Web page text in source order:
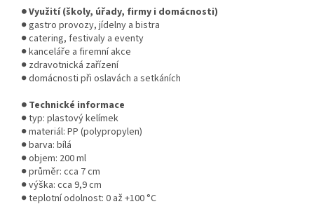
● Využití (školy, úřady, firmy i domácnosti)
● gastro provozy, jídelny a bistra
● catering, festivaly a eventy
● kanceláře a firemní akce
● zdravotnická zařízení
● domácnosti při oslavách a setkáních
● Technické informace
● typ: plastový kelímek
● materiál: PP (polypropylen)
● barva: bílá
● objem: 200 ml
● průměr: cca 7 cm
● výška: cca 9,9 cm
● teplotní odolnost: 0 až +100 °C